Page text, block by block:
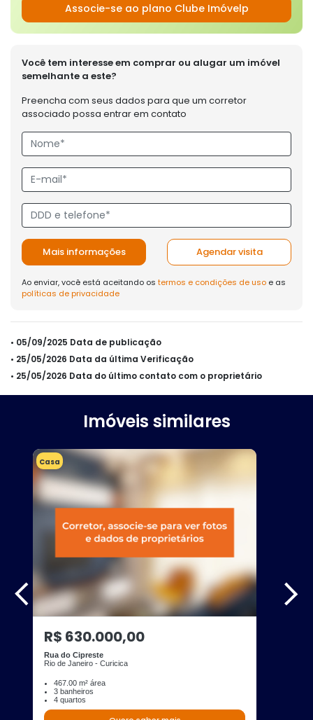
Associe-se ao plano Clube Imóvelp
Você tem interesse em comprar ou alugar um imóvel
semelhante a este?
Preencha com seus dados para que um corretor
associado possa entrar em contato
Mais informações Agendar visita
Ao enviar, você está aceitando os termos e condições de uso e as
políticas de privacidade
• 05/09/2025 Data de publicação
• 25/05/2026 Data da última Verificação
• 25/05/2026 Data do último contato com o proprietário
Imóveis similares
Casa
R$ 630.000,00
Rua do Cipreste
Rio de Janeiro - Curicica
467.00 m² área
3 banheiros
4 quartos